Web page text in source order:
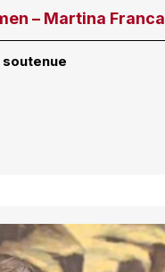
– Martina Franca